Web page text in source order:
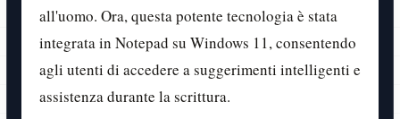
all'uomo. Ora, questa potente tecnologia è stata
integrata in Notepad su Windows 11, consentendo
agli utenti di accedere a suggerimenti intelligenti e
assistenza durante la scrittura.